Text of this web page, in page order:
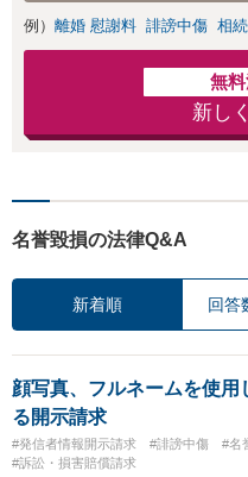
例） 離婚 慰謝料 誹謗中傷 相
無
新し
名誉毀損の法律Q&A
新着順 回答
顔写真、フルネームを使
る開示請求
#発信者情報開示請求 #誹謗中傷 #名
#訴訟・損害賠償請求